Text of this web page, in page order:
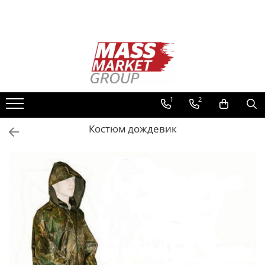
Карповые удилища
Карповые катушки
Карповая леска
Безопасность и хранение карпа
Аксессуары для прикормки и
зондирования
Аксессуары и оснастки карп
Род-под, Стойки, Держатели
Карповые крючки
Сигнализаторы и свингеры
1 2
Костюм дождевик